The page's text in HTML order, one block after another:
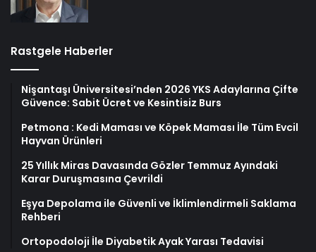
Rastgele Haberler
Nişantaşı Üniversitesi’nden 2026 YKS Adaylarına Çifte
Güvence: Sabit Ücret ve Kesintisiz Burs
Petmona : Kedi Maması ve Köpek Maması İle Tüm Evcil
Hayvan Ürünleri
25 Yıllık Miras Davasında Gözler Temmuz Ayındaki
Karar Duruşmasına Çevrildi
Eşya Depolama ile Güvenli ve İklimlendirmeli Saklama
Rehberi
Ortopodoloji İle Diyabetik Ayak Yarası Tedavisi